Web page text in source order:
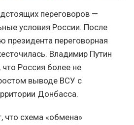
переговоров —
условия России. После
президента переговорная
Владимир Путин
что Россия более не
выводе ВСУ с
Донбасса.
что схема «обмена»